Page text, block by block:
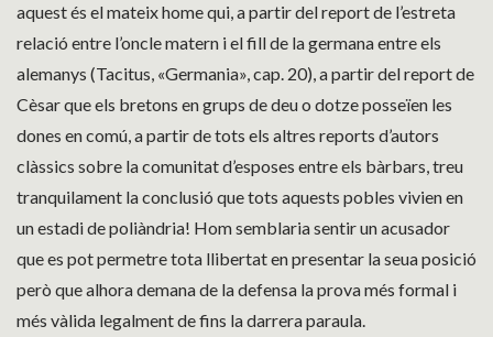
aquest és el mateix home qui, a partir del report de l’estreta
relació entre l’oncle matern i el fill de la germana entre els
alemanys (Tacitus, «Germania», cap. 20), a partir del report de
Cèsar que els bretons en grups de deu o dotze posseïen les
dones en comú, a partir de tots els altres reports d’autors
clàssics sobre la comunitat d’esposes entre els bàrbars, treu
tranquilament la conclusió que tots aquests pobles vivien en
un estadi de poliàndria! Hom semblaria sentir un acusador
que es pot permetre tota llibertat en presentar la seua posició
però que alhora demana de la defensa la prova més formal i
més vàlida legalment de fins la darrera paraula.